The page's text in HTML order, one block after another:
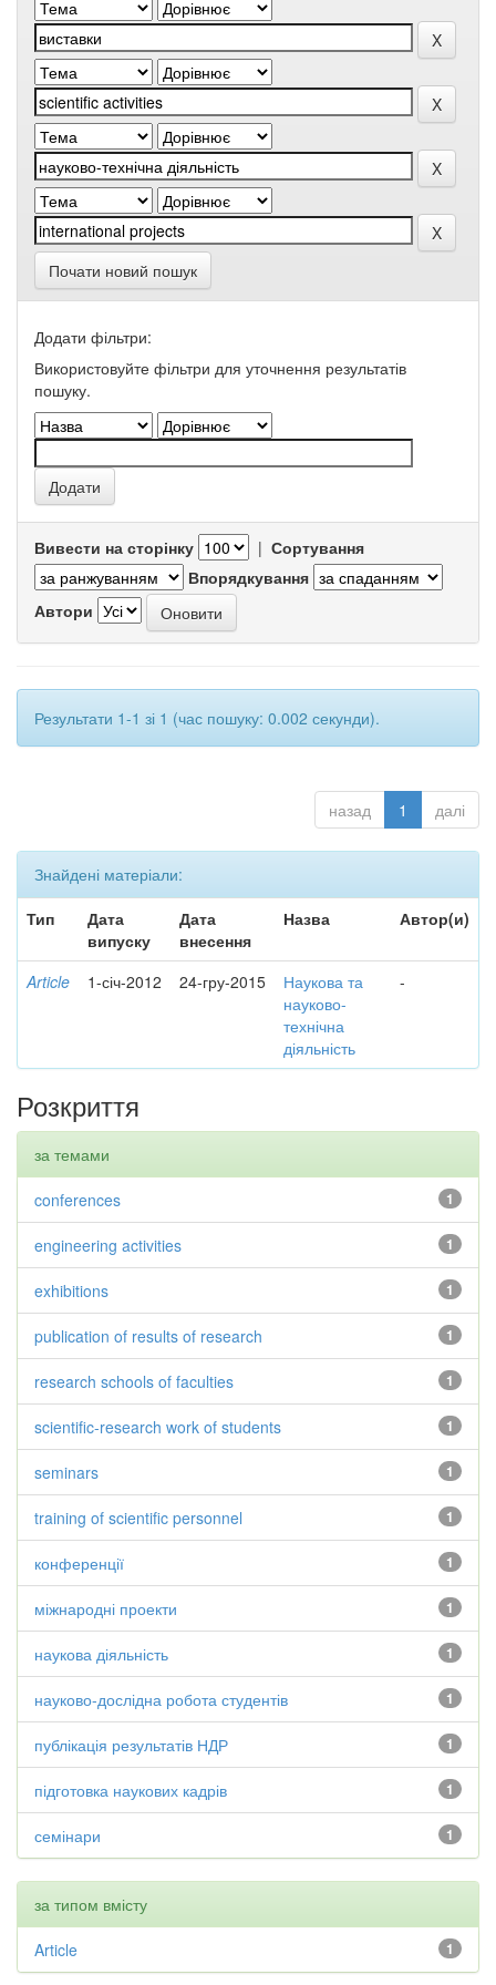
Почати новий пошук
Додати фільтри:
Використовуйте фільтри для уточнення результатів
пошуку.
Вивести на сторінку | Сортування
Впорядкування
Автори
Результати 1-1 зі 1 (час пошуку: 0.002 секунди).
назад 1 далі
Знайдені матеріали:
Тип
Дата
випуску
Дата
внесення
Назва Автор(и)
Article 1-січ-2012 24-гру-2015
Наукова та
науково-
технічна
діяльність
-
Розкриття
за темами
1
conferences
1
engineering activities
1
exhibitions
1
publication of results of research
1
research schools of faculties
1
scientific-research work of students
1
seminars
1
training of scientific personnel
1
конференції
1
міжнародні проекти
1
наукова діяльність
1
науково-дослідна робота студентів
1
публікація результатів НДР
1
підготовка наукових кадрів
1
семінари
за типом вмісту
1
Article